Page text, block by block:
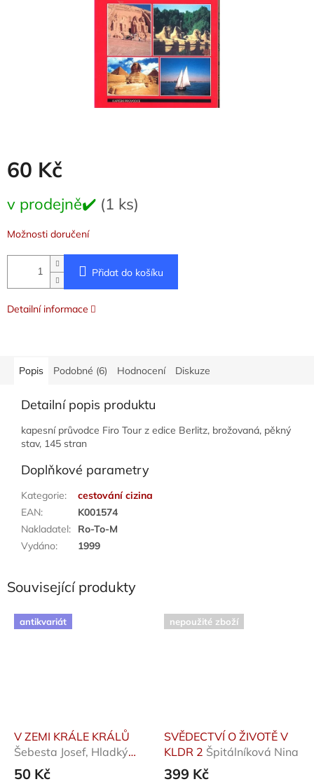
60 Kč
cena:
v prodejně✔️ (1 ks)
Možnosti doručení
Přidat do košíku
Detailní informace
Popis Podobné (6) Hodnocení Diskuze
Detailní popis produktu
kapesní průvodce Firo Tour z edice Berlitz, brožovaná, pěkný
stav, 145 stran
Doplňkové parametry
Kategorie:
cestování cizina
EAN:
K001574
Nakladatel:
Ro-To-M
Vydáno: 1999
Související produkty
antikvariát
V ZEMI KRÁLE KRÁLŮ
Šebesta Josef, Hladký
Miroslav
50 Kč
nepoužité zboží
SVĚDECTVÍ O ŽIVOTĚ V
KLDR 2 Špitálníková Nina
399 Kč